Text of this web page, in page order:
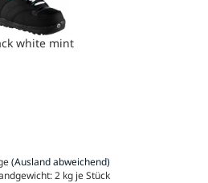
white mint
(Ausland abweichend)
2 kg je Stück